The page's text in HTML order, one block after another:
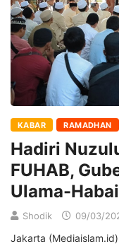
KABAR RAMADHAN
Hadiri
FUHAB,
Ulama-
Shodik 09/03/
Jakarta